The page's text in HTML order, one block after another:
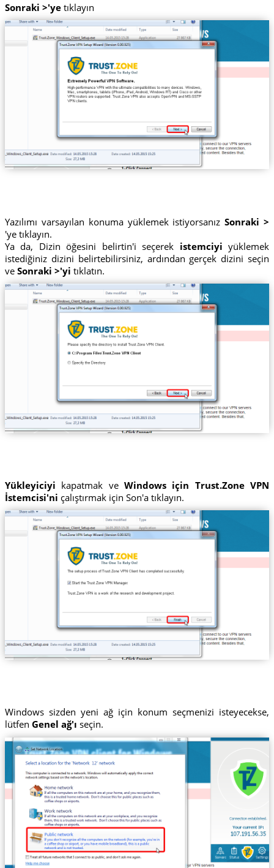
Sonraki >'yetıklayın
Yazılımı varsayılan konuma yüklemek istiyorsanızSonraki >
'ye tıklayın.
Ya da, Dizin öğesini belirtin'i seçerek istemciyi yüklemek
istediğiniz dizini belirtebilirsiniz, ardından gerçek dizini seçin
ve Sonraki >'yi tıklatın.
Yükleyiciyi kapatmak ve Windows için Trust.Zone VPN
İstemcisi'ni çalıştırmak için Son'a tıklayın.
Windows sizden yeni ağ için konum seçmenizi isteyecekse,
lütfen Genel ağ'ı seçin.